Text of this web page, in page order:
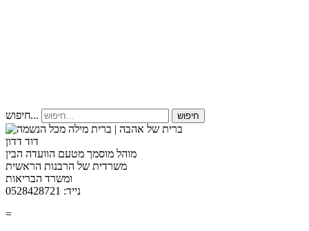
חיפוש... חיפוש
דוד דדון
מוהל מוסמך מטעם הוועדה הבין
משרדית של הרבנות הראשית
ומשרד הבריאות
נייד: 0528428721
=